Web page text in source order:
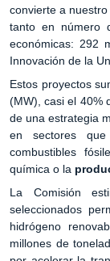
convierte a
tanto en número
económicas: 292
Innovación de la
Estos proyectos
(MW), casi el 40%
de una estrategia
en sectores
combustibles
química o la
La Comisión
seleccionados
hidrógeno
millones de